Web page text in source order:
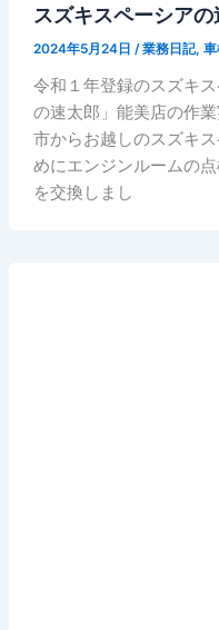
スズキスペーシア
2024年5月24日 /業務日記, 車
令和１年登録のスズキ
の速太郎」能美店の作
市からお越しのスズキ
めにエンジンルームの
を交換しまし